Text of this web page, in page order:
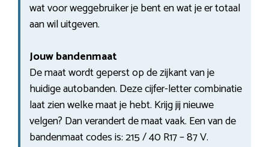
wat voor weggebruiker je bent en wat je er totaal
aan wil uitgeven.
Jouw bandenmaat
De maat wordt geperst op de zijkant van je
huidige autobanden. Deze cijfer-letter combinatie
laat zien welke maat je hebt. Krijg jij nieuwe
velgen? Dan verandert de maat vaak. Een van de
bandenmaat codes is: 215 / 40 R17 – 87 V.